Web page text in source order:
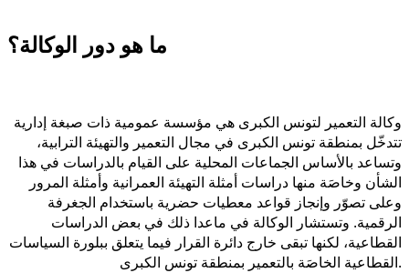
ما هو دور الوكالة؟
وكالة التعمير لتونس الكبرى هي مؤسسة عمومية ذات صبغة إدارية
تتدخّل بمنطقة تونس الكبرى في مجال التعمير والتهيئة الترابية،
وتساعد بالأساس الجماعات المحلية على القيام بالدراسات في هذا
الشأن وخاصَة منها دراسات أمثلة التهيئة العمرانية وأمثلة المرور
وعلى تصوّر وإنجاز قواعد معطيات حضرية باستخدام الجغرفة
الرقمية. وتستشار الوكالة في ماعدا ذلك في بعض الدراسات
القطاعية، لكنها تبقى خارج دائرة القرار فيما يتعلق ببلورة السياسات
القطاعية الخاصَة بالتعمير بمنطقة تونس الكبرى.